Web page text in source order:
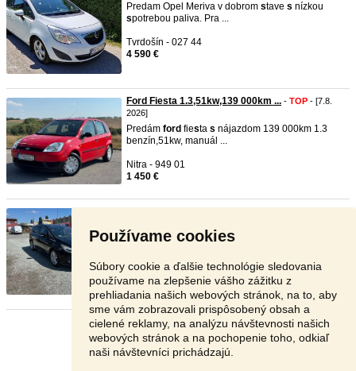
Používame cookies
Súbory cookie a ďalšie technológie sledovania
používame na zlepšenie vášho zážitku z
prehliadania našich webových stránok, na to, aby
sme vám zobrazovali prispôsobený obsah a
cielené reklamy, na analýzu návštevnosti našich
webových stránok a na pochopenie toho, odkiaľ
naši návštevníci prichádzajú.
Predam Opel Meriva v dobrom stave s nízkou
spotrebou paliva. Pra ...
Tvrdošín - 027 44
4 590 €
Ford Fiesta 1.3,51kw,139 000km ... - TOP - [7.8.
2026]
Predám ford fiesta s nájazdom 139 000km 1.3
benzín,51kw, manuál ...
Nitra - 949 01
1 450 €
Značka:fordModel:s-Max Me
Košice - 040 01
10 900 €
Stránka: 1 2 3 Ďalšia